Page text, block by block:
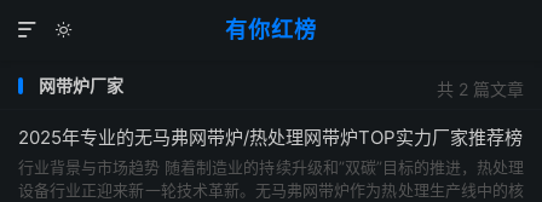
有你红榜


共 2 篇文章
网带炉厂家
2025年专业的无马弗网带炉/热处理网带炉TOP实力厂家推荐榜
行业背景与市场趋势 随着制造业的持续升级和”双碳”目标的推进，热处理
设备行业正迎来新一轮技术革新。无马弗网带炉作为热处理生产线中的核